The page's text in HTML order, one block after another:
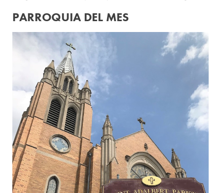
PARROQUIA DEL MES